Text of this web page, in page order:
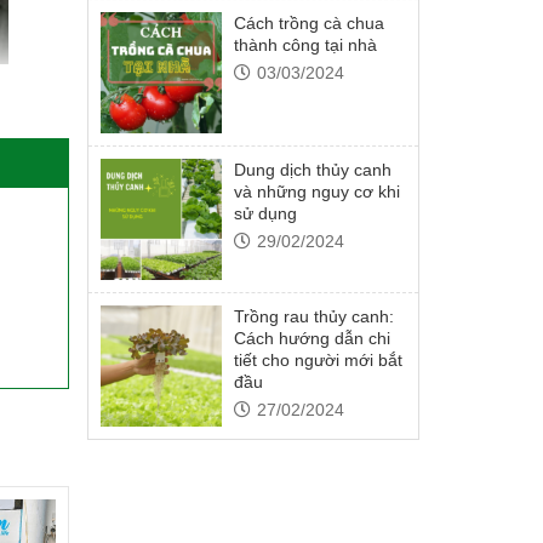
tạo
được
hợp.
Cách trồng cà chua
thành công tại nhà
03/03/2024
Dung dịch thủy canh
và những nguy cơ khi
sử dụng
29/02/2024
Trồng rau thủy canh:
Cách hướng dẫn chi
tiết cho người mới bắt
đầu
27/02/2024